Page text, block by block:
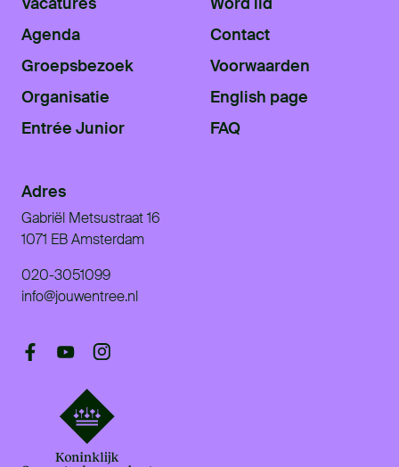
Agenda
Groepsbezoek
Organisatie
Entrée Junior
Contact
Voorwaarden
English page
FAQ
Adres
Gabriël Metsustraat 16
1071 EB Amsterdam
020-3051099
info@jouwentree.nl